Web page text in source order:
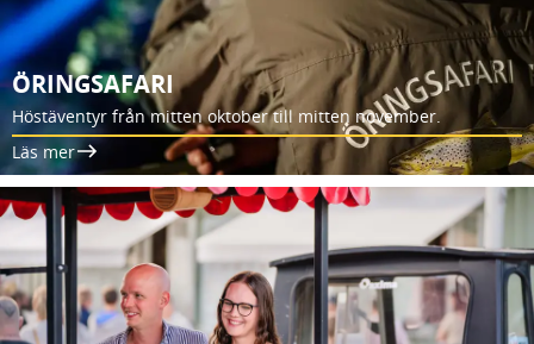
ÖRINGSAFARI
Höstäventyr från mitten oktober till mitten november.
Läs mer